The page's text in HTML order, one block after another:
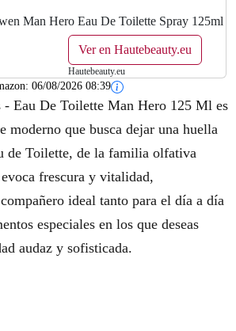
Man Hero Eau De Toilette Spray 125ml
Ver en Hautebeauty.eu
Hautebeauty.eu
06/08/2026 08:39
- Eau De Toilette Man Hero 125 Ml es
moderno que busca dejar una huella
de Toilette, de la familia olfativa
frescura y vitalidad,
ideal tanto para el día a día
especiales en los que deseas
audaz y sofisticada.